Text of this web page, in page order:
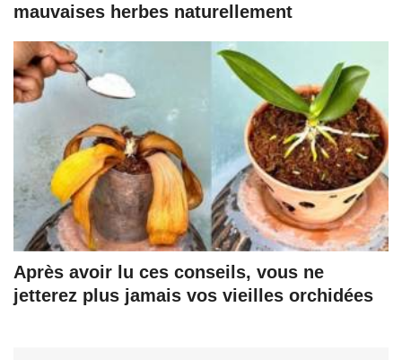
mauvaises herbes naturellement
Après avoir lu ces conseils, vous ne
jetterez plus jamais vos vieilles orchidées